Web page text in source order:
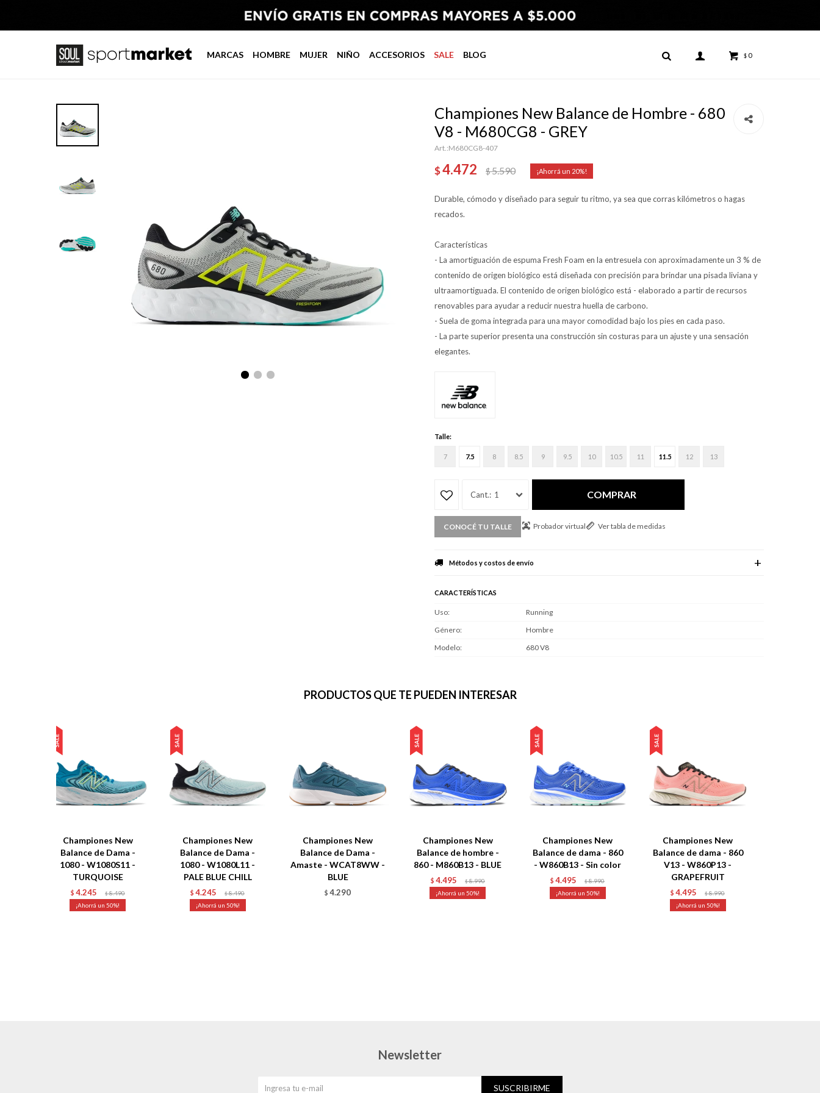
MARCAS HOMBRE MUJER NIÑO ACCESORIOS SALE BLOG $ 0
Championes New Balance de Hombre - 680
V8 - M680CG8 - GREY
M680CG8-407
$4.472 $5.590 20
Durable, cómodo y diseñado para seguir tu ritmo, ya sea que corras kilómetros o hagas
recados.
Características
- La amortiguación de espuma Fresh Foam en la entresuela con aproximadamente un 3 % de
contenido de origen biológico está diseñada con precisión para brindar una pisada liviana y
ultraamortiguada. El contenido de origen biológico está - elaborado a partir de recursos
renovables para ayudar a reducir nuestra huella de carbono.
- Suela de goma integrada para una mayor comodidad bajo los pies en cada paso.
- La parte superior presenta una construcción sin costuras para un ajuste y una sensación
elegantes.
Talle:
7 7.5 8 8.5 9 9.5 10 10.5 11 11.5 12 13
1 COMPRAR
CONOCÉ TU TALLE Probador virtual Ver tabla de medidas
Métodos y costos de envío
CARACTERÍSTICAS
Uso
Running
Género
Hombre
Modelo
680 V8
PRODUCTOS QUE TE PUEDEN INTERESAR
Championes New
Balance de Dama -
1080 - W1080S11 -
TURQUOISE
$ 4.245 $ 8.490
50
Championes New
Balance de Dama -
1080 - W1080L11 -
PALE BLUE CHILL
$ 4.245 $ 8.490
50
Championes New
Balance de Dama -
Amaste - WCAT8WW -
BLUE
$ 4.290
Championes New
Balance de hombre -
860 - M860B13 - BLUE
$ 4.495 $ 8.990
50
Championes New
Balance de dama - 860
- W860B13 - Sin color
$ 4.495 $ 8.990
50
Championes New
Balance de dama - 860
V13 - W860P13 -
GRAPEFRUIT
$ 4.495 $ 8.990
50
Newsletter
SUSCRIBIRME